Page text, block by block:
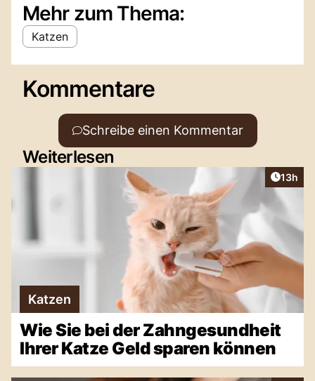
Mehr zum Thema:
Katzen
Kommentare
Schreibe einen Kommentar
Weiterlesen
Artikel
13h
Katzen
Wie Sie bei der Zahngesundheit
Ihrer Katze Geld sparen können